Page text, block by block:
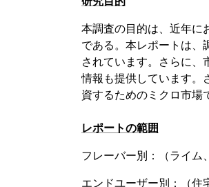
本調査の目的は、近年に
である。本レポートは、
されています。さらに、
情報も提供しています。
資するためのミクロ市場
レポートの範囲
フレーバー別：（ライム
エンドユーザー別：（住